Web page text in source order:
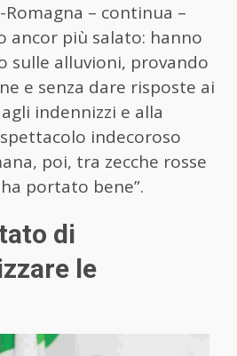
– continua –
ancor più salato: hanno
sulle alluvioni, provando
e senza dare risposte ai
indennizzi e alla
indecoroso
poi, tra zecche rosse
portato bene”.
di
le